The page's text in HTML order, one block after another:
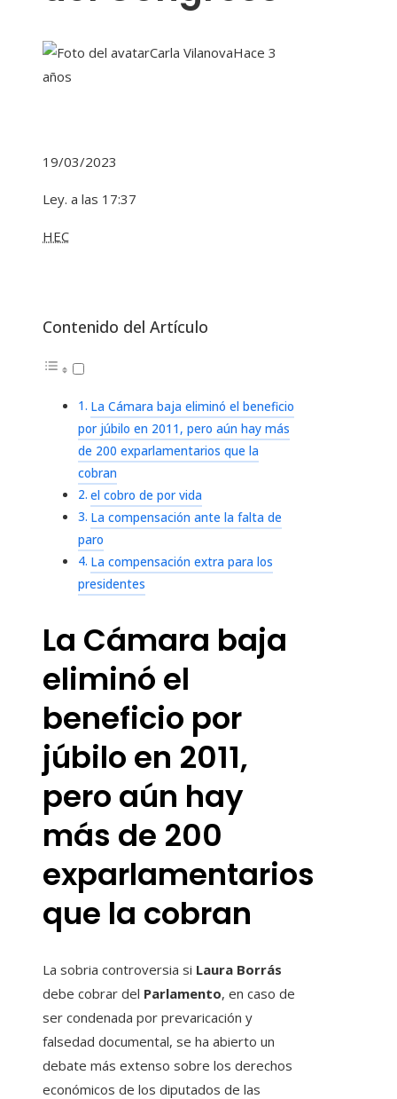
Carla VilanovaHace 3
años
19/03/2023
Ley. a las 17:37
HEC
Contenido del Artículo
La Cámara baja eliminó el beneficio
por júbilo en 2011, pero aún hay más
de 200 exparlamentarios que la
cobran
el cobro de por vida
La compensación ante la falta de
paro
La compensación extra para los
presidentes
La Cámara baja
eliminó el
beneficio por
júbilo en 2011,
pero aún hay
más de 200
exparlamentarios
que la cobran
La sobria controversia si Laura Borrás
debe cobrar del Parlamento, en caso de
ser condenada por prevaricación y
falsedad documental, se ha abierto un
debate más extenso sobre los derechos
económicos de los diputados de las